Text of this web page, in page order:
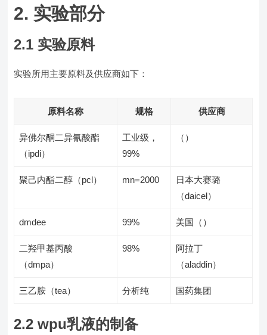
2. 实验部分
2.1 实验原料
实验所用主要原料及供应商如下：
原料名称 规格 供应商
异佛尔酮二异氰酸酯
（ipdi）
工业级，
99%
（）
聚己内酯二醇（pcl） mn=2000
日本大赛璐
（daicel）
dmdee 99% 美国（）
二羟甲基丙酸
（dmpa）
98%
阿拉丁
（aladdin）
三乙胺（tea） 分析纯 国药集团
2.2 wpu乳液的制备